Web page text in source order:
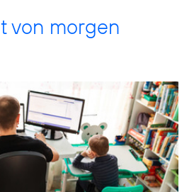
von morgen